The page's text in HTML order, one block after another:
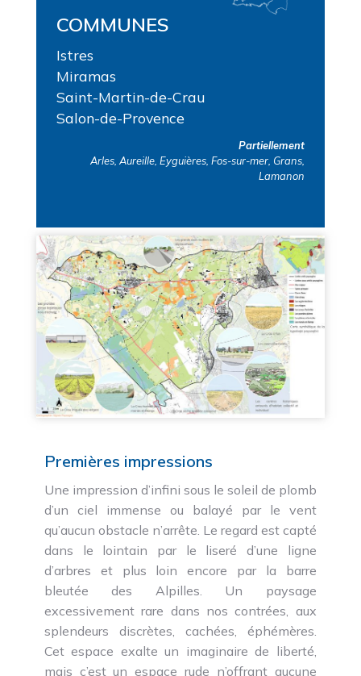
COMMUNES
Istres
Miramas
Saint-Martin-de-Crau
Salon-de-Provence
Partiellement
Arles, Aureille, Eyguières, Fos-sur-mer, Grans,
Lamanon
Premières impressions
Une impression d’infini sous le soleil de plomb
d’un ciel immense ou balayé par le vent
qu’aucun obstacle n’arrête. Le regard est capté
dans le lointain par le liseré d’une ligne
d’arbres et plus loin encore par la barre
bleutée des Alpilles. Un paysage
excessivement rare dans nos contrées, aux
splendeurs discrètes, cachées, éphémères.
Cet espace exalte un imaginaire de liberté,
mais c’est un espace rude n’offrant aucune